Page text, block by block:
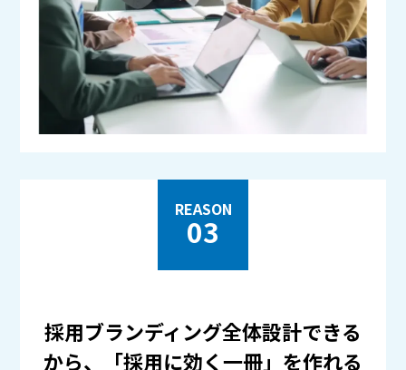
REASON
03
採用ブランディング全体設計できる
から、「採用に効く一冊」を作れる